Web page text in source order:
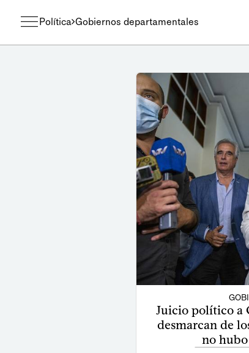
Política Gobiernos departamentales
Juicio político a
desmarcan de
no